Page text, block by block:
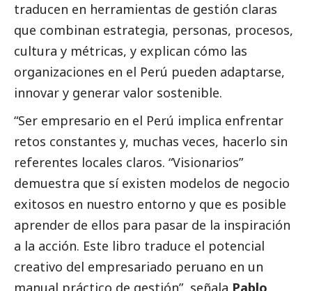
traducen en herramientas de gestión claras
que combinan estrategia, personas, procesos,
cultura y métricas, y explican cómo las
organizaciones en el Perú pueden adaptarse,
innovar y generar valor sostenible.
“Ser empresario en el Perú implica enfrentar
retos constantes y, muchas veces, hacerlo sin
referentes locales claros. “Visionarios”
demuestra que sí existen modelos de negocio
exitosos en nuestro entorno y que es posible
aprender de ellos para pasar de la inspiración
a la acción. Este libro traduce el potencial
creativo del empresariado peruano en un
manual práctico de gestión”, señala Pablo